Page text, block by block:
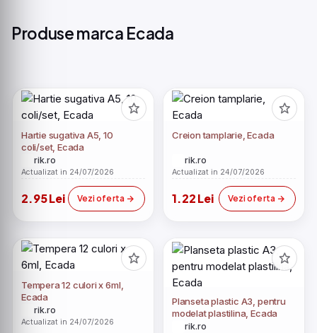
Produse marca Ecada
Hartie sugativa A5, 10
coli/set, Ecada
rik.ro
Actualizat in 24/07/2026
2.95 Lei Vezi oferta
Creion tamplarie, Ecada
rik.ro
Actualizat in 24/07/2026
1.22 Lei Vezi oferta
Tempera 12 culori x 6ml,
Ecada
rik.ro
Actualizat in 24/07/2026
Planseta plastic A3, pentru
modelat plastilina, Ecada
rik.ro